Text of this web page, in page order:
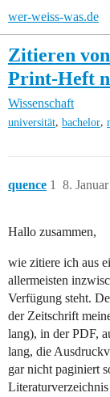
wer-weiss-was.de
Zitieren
Print-Heft
Wissenschaft
universität, bachelor,
quence 8.
1
Hallo zusammen,
wie zitiere ich aus
allermeisten
Verfügung steht.
der Zeitschrift
lang), in der PDF,
lang, die
gar nicht paginiert